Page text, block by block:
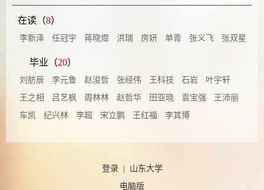
在读（8）
李新泽 任冠宇 蒋晓煜 洪瑞 房妍 单青 张义飞 张双星
毕业（20）
刘舫辰 李元鲁 赵浚哲 张经伟 王科技 石岩
叶宇轩
王之相
吕艺枫 周林林 赵哲华 田亚晓 袁宝强
王沛丽
车凯
纪兴林 李超 宋立鹏 王红福 李其博
登录| 山东大学
电脑版